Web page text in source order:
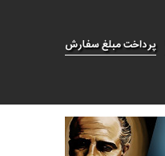
پرداخت مبلغ سفارش